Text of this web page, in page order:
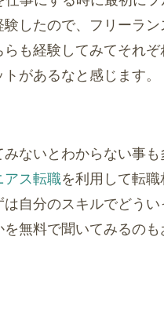
験したので、フリーラ
らも経験してみてそれぞ
があるなと感じます。
ないとわからない事も
アス転職を利用して転職
は自分のスキルでどうい
無料で聞いてみるのも